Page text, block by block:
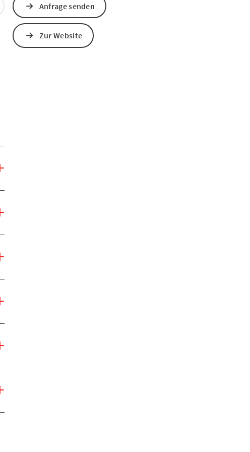
Maps öffnen
Maps öffnen
Anfrage senden
Zur Website